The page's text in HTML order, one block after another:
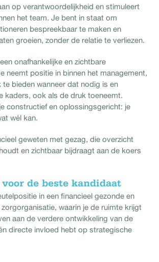
op verantwoordelijkheid en stimuleert
het team. Je bent in staat om
bespreekbaar te maken en
groeien, zonder de relatie te verliezen.
onafhankelijke en zichtbare
neemt positie in binnen het management,
bieden wanneer dat nodig is en
kaders, ook als de druk toeneemt.
constructief en oplossingsgericht: je
wél kan.
geweten met gezag, die overzicht
en zichtbaar bijdraagt aan de koers
voor de beste kandidaat
in een financieel gezonde en
waarin je de ruimte krijgt
aan de verdere ontwikkeling van de
directe invloed hebt op strategische